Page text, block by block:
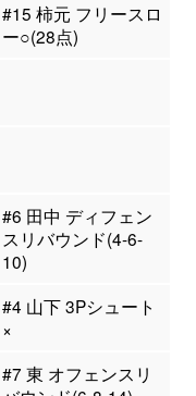
#15 柿元 フリースロ
ー○(28点)
#6 田中 ディフェン
スリバウンド(4-6-
10)
#4 山下 3Pシュート
×
#7 東 オフェンスリ